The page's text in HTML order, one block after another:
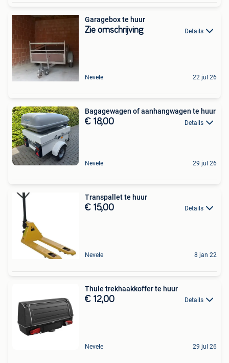
Garagebox te huur
Zie omschrijving Details
Nevele 22 jul 26
Bagagewagen of aanhangwagen te huur
€ 18,00 Details
Nevele 29 jul 26
Transpallet te huur
€ 15,00 Details
Nevele 8 jan 22
Thule trekhaakkoffer te huur
€ 12,00 Details
Nevele 29 jul 26